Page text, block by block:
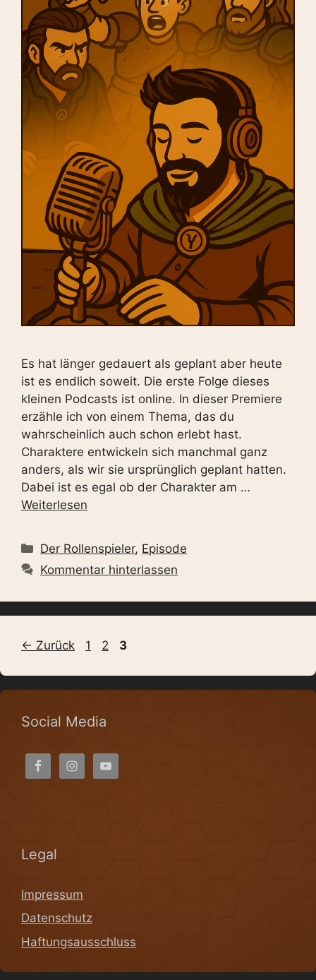
Es hat länger gedauert als geplant aber heute
ist es endlich soweit. Die erste Folge dieses
kleinen Podcasts ist online. In dieser Premiere
erzähle ich von einem Thema, das du
wahrscheinlich auch schon erlebt hast.
Charaktere entwickeln sich manchmal ganz
anders, als wir sie ursprünglich geplant hatten.
Dabei ist es egal ob der Charakter am …
Weiterlesen
Kategorien
Der Rollenspieler, Episode
Kommentar hinterlassen
← Zurück Seite
1 Seite
2 Seite
3
Social Media
Legal
Impressum
Datenschutz
Haftungsausschluss